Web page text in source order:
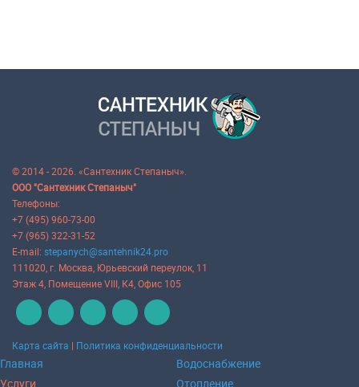
© 2014 - 2026. «Сантехник Степаныч».
ООО "Сантехник Степаныч"
Телефоны:
+7 (495) 960-73-00
+7 (965) 322-31-52
E-mail: stepanych@santehnik24.pro
111020, г. Москва, Юрьевский переулок, 11
Этаж 4, Помещение VIII, К4, Офис 105
Карта сайта | Политика конфиденциальности
Главная
Услуги
Водоснабжение
Отопление